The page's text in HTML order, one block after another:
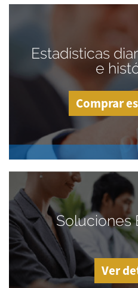
Estadísticas
e
Comprar
Soluciones
Ver